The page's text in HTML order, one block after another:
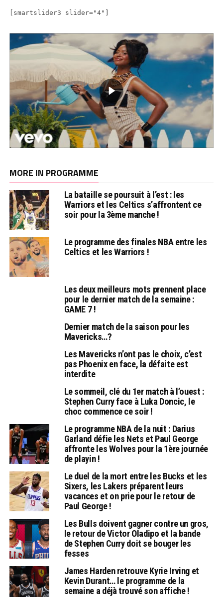
[smartslider3 slider="4"]
MORE IN PROGRAMME
La bataille se poursuit à l’est : les
Warriors et les Celtics s’affrontent ce
soir pour la 3ème manche !
Le programme des finales NBA entre les
Celtics et les Warriors !
Les deux meilleurs mots prennent place
pour le dernier match de la semaine :
GAME 7 !
Dernier match de la saison pour les
Mavericks…?
Les Mavericks n’ont pas le choix, c’est
pas Phoenix en face, la défaite est
interdite
Le sommeil, clé du 1er match à l’ouest :
Stephen Curry face à Luka Doncic, le
choc commence ce soir !
Le programme NBA de la nuit : Darius
Garland défie les Nets et Paul George
affronte les Wolves pour la 1ère journée
de playin !
Le duel de la mort entre les Bucks et les
Sixers, les Lakers préparent leurs
vacances et on prie pour le retour de
Paul George !
Les Bulls doivent gagner contre un gros,
le retour de Victor Oladipo et la bande
de Stephen Curry doit se bouger les
fesses
James Harden retrouve Kyrie Irving et
Kevin Durant… le programme de la
semaine a déjà trouvé son affiche !